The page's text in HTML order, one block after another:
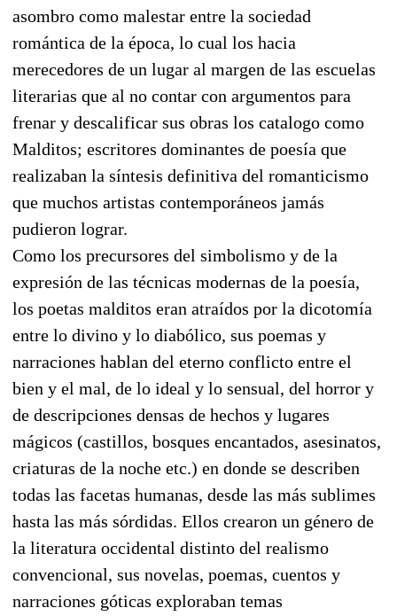
asombro como malestar entre la sociedad
romántica de la época, lo cual los hacia
merecedores de un lugar al margen de las escuelas
literarias que al no contar con argumentos para
frenar y descalificar sus obras los catalogo como
Malditos; escritores dominantes de poesía que
realizaban la síntesis definitiva del romanticismo
que muchos artistas contemporáneos jamás
pudieron lograr.
Como los precursores del simbolismo y de la
expresión de las técnicas modernas de la poesía,
los poetas malditos eran atraídos por la dicotomía
entre lo divino y lo diabólico, sus poemas y
narraciones hablan del eterno conflicto entre el
bien y el mal, de lo ideal y lo sensual, del horror y
de descripciones densas de hechos y lugares
mágicos (castillos, bosques encantados, asesinatos,
criaturas de la noche etc.) en donde se describen
todas las facetas humanas, desde las más sublimes
hasta las más sórdidas. Ellos crearon un género de
la literatura occidental distinto del realismo
convencional, sus novelas, poemas, cuentos y
narraciones góticas exploraban temas